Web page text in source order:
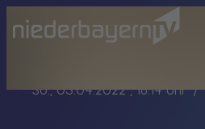
So., 03.04.2022, 16:14 Uhr /